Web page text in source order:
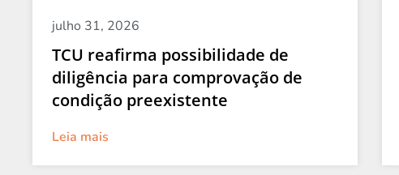
julho 31, 2026
TCU reafirma possibilidade de
diligência para comprovação de
condição preexistente
Leia mais